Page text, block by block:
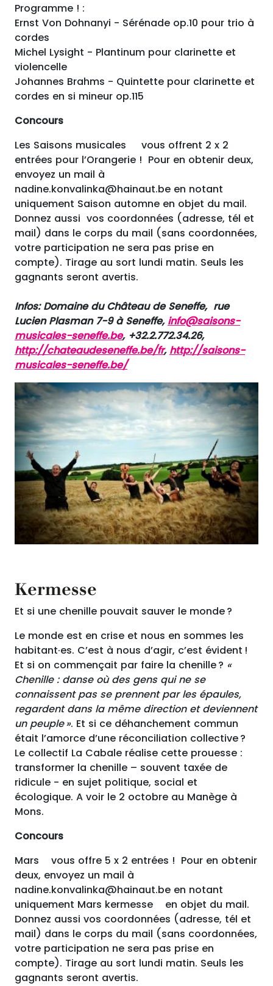
Programme ! :
Ernst Von Dohnanyi - Sérénade op.10 pour trio à
cordes
Michel Lysight - Plantinum pour clarinette et
violencelle
Johannes Brahms - Quintette pour clarinette et
cordes en si mineur op.115
Concours
Les Saisons musicales vous offrent 2 x 2
entrées pour l’Orangerie ! Pour en obtenir deux,
envoyez un mail à
nadine.konvalinka@hainaut.be en notant
uniquement Saison automne en objet du mail.
Donnez aussi vos coordonnées (adresse, tél et
mail) dans le corps du mail (sans coordonnées,
votre participation ne sera pas prise en
compte). Tirage au sort lundi matin. Seuls les
gagnants seront avertis.
Infos: Domaine du Château de Seneffe, rue
Lucien Plasman 7-9 à Seneffe, info@saisons-
musicales-seneffe.be, +32.2.772.34.26,
http://chateaudeseneffe.be/fr, http://saisons-
musicales-seneffe.be/
Kermesse
Et si une chenille pouvait sauver le monde ?
Le monde est en crise et nous en sommes les
habitant·es. C’est à nous d’agir, c’est évident !
Et si on commençait par faire la chenille ? «
Chenille : danse où des gens qui ne se
connaissent pas se prennent par les épaules,
regardent dans la même direction et deviennent
un peuple ». Et si ce déhanchement commun
était l’amorce d’une réconciliation collective ?
Le collectif La Cabale réalise cette prouesse :
transformer la chenille – souvent taxée de
ridicule - en sujet politique, social et
écologique. A voir le 2 octobre au Manège à
Mons.
Concours
Mars vous offre 5 x 2 entrées ! Pour en obtenir
deux, envoyez un mail à
nadine.konvalinka@hainaut.be en notant
uniquement Mars kermesse en objet du mail.
Donnez aussi vos coordonnées (adresse, tél et
mail) dans le corps du mail (sans coordonnées,
votre participation ne sera pas prise en
compte). Tirage au sort lundi matin. Seuls les
gagnants seront avertis.